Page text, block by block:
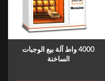
4000 واط آلة بيع الوجبات
الساخنة